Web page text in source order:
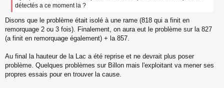
e
n
l
détectés a ce moment la ?
Disons que le problème était isolé à une rame (818 qui a finit en
remorquage 2 ou 3 fois). Finalement, on aura eut le problème sur la 827
(a finit en remorquage également) + la 857.
Au final la hauteur de la Lac a été reprise et ne devrait plus poser
problème. Quelques problèmes sur Billon mais l'exploitant va mener ses
propres essais pour en trouver la cause.